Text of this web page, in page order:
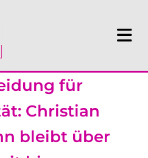
für
Christian
bleibt über